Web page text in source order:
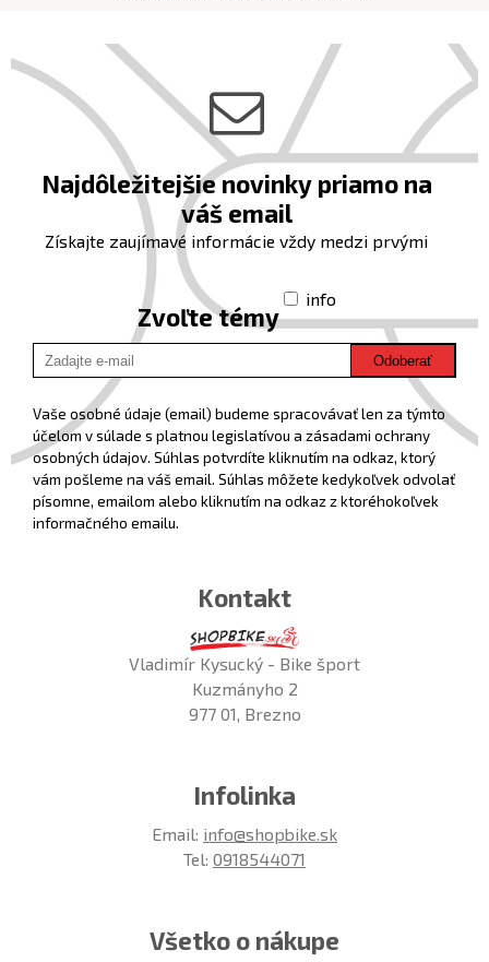
Najdôležitejšie novinky priamo na
váš email
Získajte zaujímavé informácie vždy medzi prvými
Zvoľte témy
info
Odoberať
Vaše osobné údaje (email) budeme spracovávať len za týmto
účelom v súlade s platnou legislatívou a zásadami ochrany
osobných údajov. Súhlas potvrdíte kliknutím na odkaz, ktorý
vám pošleme na váš email. Súhlas môžete kedykoľvek odvolať
písomne, emailom alebo kliknutím na odkaz z ktoréhokoľvek
informačného emailu.
Kontakt
Vladimír Kysucký - Bike šport
Kuzmányho 2
977 01, Brezno
Infolinka
Email: info@shopbike.sk
Tel: 0918544071
Všetko o nákupe